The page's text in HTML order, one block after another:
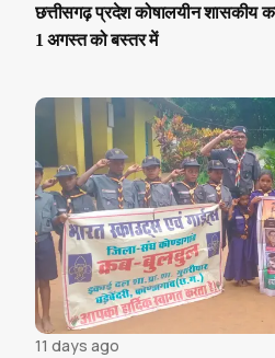
छत्तीसगढ़ प्रदेश कोषालयीन शासकीय
1 अगस्त को बस्तर में
11 days ago